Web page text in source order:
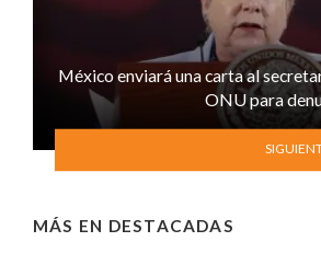
México enviará una carta al
ONU para
MÁS EN DESTACADAS